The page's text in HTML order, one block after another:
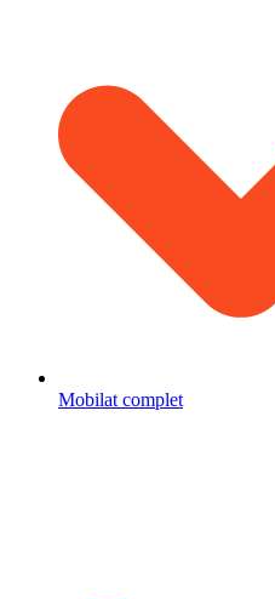
Mobilat complet